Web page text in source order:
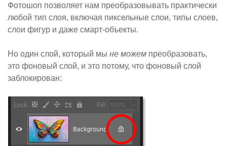
Фотошоп позволяет нам преобразовывать практически
любой тип слоя, включая пиксельные слои, типы слоев,
слои фигур и даже смарт-объекты.
Но один слой, который мы не можем преобразовать,
это фоновый слой, и это потому, что фоновый слой
заблокирован: